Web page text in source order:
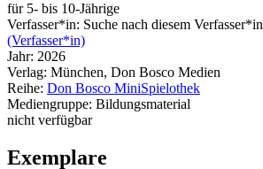
für 5- bis 10-Jährige
Verfasser*in: Suche nach diesem Verfasser*in
(Verfasser*in)
Jahr: 2026
Verlag: München, Don Bosco Medien
Reihe: Don Bosco MiniSpielothek
Mediengruppe: Bildungsmaterial
nicht verfügbar
Exemplare